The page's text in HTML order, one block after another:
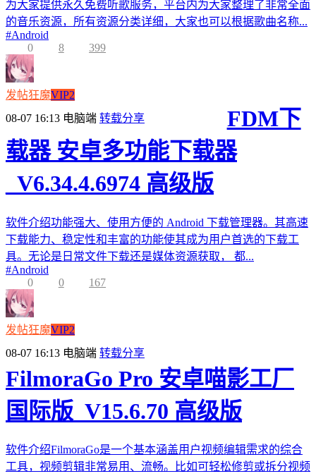
为大家提供永久免费听歌服务，平台内为大家整理了非常全面
的音乐资源，所有资源分类详细，大家也可以根据歌曲名称...
#Android
0
8 399
发帖狂魔VIP2
08-07 16:13 电脑端 转载分享
FDM下
载器 安卓多功能下载器
_V6.34.4.6974 高级版
软件介绍功能强大、使用方便的 Android 下载管理器。其高速
下载能力、稳定性和丰富的功能使其成为用户首选的下载工
具。无论是日常文件下载还是媒体资源获取， 都...
#Android
0
0 167
发帖狂魔VIP2
08-07 16:13 电脑端 转载分享
FilmoraGo Pro 安卓喵影工厂
国际版_V15.6.70 高级版
软件介绍FilmoraGo是一个基本涵盖用户视频编辑需求的综合
工具，视频剪辑非常易用、流畅。比如可轻松修剪或拆分视频